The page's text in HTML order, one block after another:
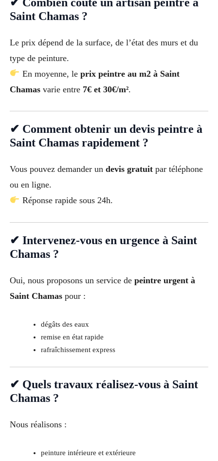
Saint Chamas ?
Le prix dépend de la surface, de l’état des murs et du
type de peinture.
En moyenne, le prix peintre au m2 à Saint
Chamas varie entre 7€ et 30€/m².
✔ Comment obtenir un devis peintre à
Saint Chamas rapidement ?
Vous pouvez demander un devis gratuit par téléphone
ou en ligne.
Réponse rapide sous 24h.
✔ Intervenez-vous en urgence à Saint
Chamas ?
Oui, nous proposons un service de peintre urgent à
Saint Chamas pour :
dégâts des eaux
remise en état rapide
rafraîchissement express
✔ Quels travaux réalisez-vous à Saint
Chamas ?
Nous réalisons :
peinture intérieure et extérieure